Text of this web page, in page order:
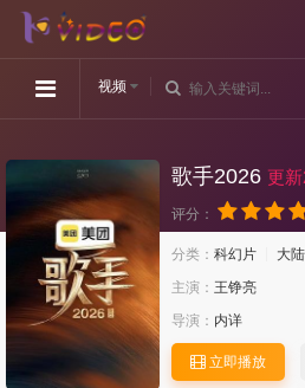
视频
歌手2026 更
评分：
分类： 科幻片 大陆
主演： 王铮亮
导演： 内详
立即播放